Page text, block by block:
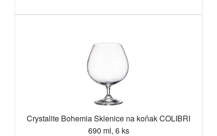
Crystalite Bohemia Sklenice na koňak COLIBRI
690 ml, 6 ks